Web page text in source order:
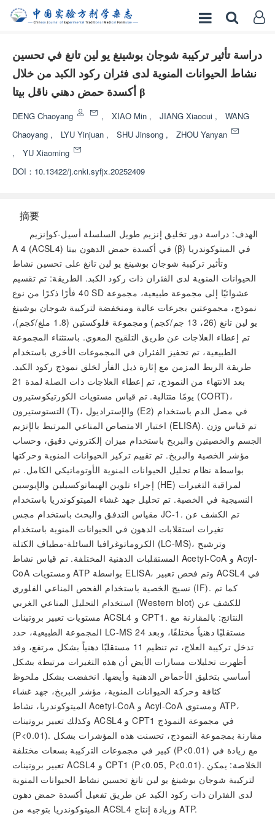
دراسة تأثير تركيبة شوجان بوشينغ يو لين تانغ في تحسين
نشاط الحيوانات المنوية لدى فئران ركود الكبد من خلال
أكسدة حمض دهني ناقل بيتا β
DENG Chaoyang , XIAO Min , JIANG Xiaocui ,
WANG
Chaoyang , LYU Yinjuan , SHU Jinsong ,
ZHOU Yanyan
,
YU Xiaoming
DOI： 10.13422/j.cnki.syfjx.20252409
摘要
الهدف: دراسة دور تخليق إنزيم طويل السلسلة أسيل-كوإنزيم
A 4 (ACSL4) في أكسدة حمض الدهون بيتا (β) في الميتوكوندريا
وتأثير تركيبة شوجان بوشينغ يو لين تانغ على تحسين نشاط
الحيوانات المنوية لدى الفئران ذات ركود الكبد. الطريقة: تم تقسيم
40 فأرًا ذكرًا من نوع SD عشوائيًا إلى مجموعة طبيعية، مجموعة
نموذج، مجموعتين بجرعات عالية ومنخفضة لتركيبة شوجان بوشينغ
يو لين تانغ (26، 13 جم/كجم) ومجموعة فلوكستين (1.8 ملغ/كجم)،
تم إعطاء العلاجات عن طريق التلقيح المعوي. باستثناء المجموعة
الطبيعية، تم تحفيز الفئران في المجموعات الأخرى باستخدام
طريقة الربط المزمن مع إثارة ذيل الفأر لخلق نموذج ركود الكبد.
بعد الانتهاء من النموذج، تم إعطاء العلاجات ذات الصلة لمدة 21
يومًا متتالية. تم قياس مستويات الكورتيكوستيرون (CORT)،
التستوستيرون (T)، والإستراديول (E2) في مصل الدم باستخدام
اختبار الامتصاص المناعي المرتبط بالإنزيم (ELISA). تم قياس وزن
الجسم والخصيتين والبربخ باستخدام ميزان إلكتروني دقيق، وحساب
مؤشر الخصية والبربخ. تم تقييم تركيز الحيوانات المنوية وحركتها
بواسطة نظام تحليل الحيوانات المنوية الأوتوماتيكي الكامل. تم
إجراء تلوين الهيماتوكسيلين والإيوسين (HE) لمراقبة التغيرات
النسيجية في الخصية. تم تحليل جهد غشاء الميتوكوندريا باستخدام
مقياس التدفق والبحث باستخدام مجس JC-1. تم الكشف عن
تغيرات استقلابات الدهون في الحيوانات المنوية باستخدام
الكروماتوغرافيا السائلة-مطياف الكتلة (LC-MS)، وترشيح
المستقلبات الدهنية المختلفة. تم قياس نشاط Acetyl-CoA و Acyl-
CoA ومستويات ATP بواسطة ELISA، وتم فحص تعبير ACSL4 في
نسيج الخصية باستخدام الفحص المناعي الفلوري (IF). كما تم
استخدام التحليل المناعي الغربي (Western blot) للكشف عن
مستويات تعبير بروتينات ACSL4 و CPT1. النتائج: بالمقارنة مع
المجموعة الطبيعية، حدد LC-MS 24 مستقلبًا دهنياً مختلفًا، وبعد
تدخل تركيبة العلاج، تم تنظيم 11 مستقلبًا دهنياً بشكل مرتفع، وقد
أظهرت تحليلات مسارات الأيض أن هذه التغيرات مرتبطة بشكل
أساسي بتخليق الأحماض الدهنية وأيضها. انخفضت بشكل ملحوظ
كثافة وحركة الحيوانات المنوية، مؤشر البربخ، جهد غشاء
الميتوكوندريا، نشاط Acetyl-CoA و Acyl-CoA ومستوى ATP،
وكذلك تعبير بروتينات ACSL4 و CPT1 في مجموعة النموذج
(P<0.01). مقارنة بمجموعة النموذج، تحسنت هذه المؤشرات بشكل
كبير في مجموعات التركيبة بسعات مختلفة (P<0.01) مع زيادة في
تعبير بروتينات ACSL4 و CPT1 (P<0.05, P<0.01). الخلاصة: يمكن
لتركيبة شوجان بوشينغ يو لين تانغ تحسين نشاط الحيوانات المنوية
لدى الفئران ذات ركود الكبد عن طريق تفعيل أكسدة حمض دهون
الميتوكوندريا بتوجيه من ACSL4 وزيادة إنتاج ATP.